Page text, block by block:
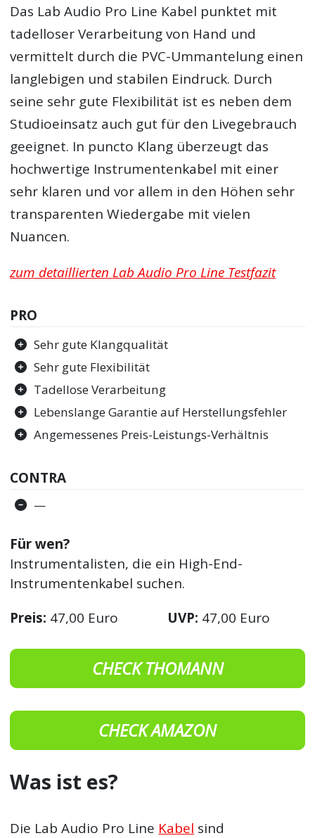
Das Lab Audio Pro Line Kabel punktet mit
tadelloser Verarbeitung von Hand und
vermittelt durch die PVC-Ummantelung einen
langlebigen und stabilen Eindruck. Durch
seine sehr gute Flexibilität ist es neben dem
Studioeinsatz auch gut für den Livegebrauch
geeignet. In puncto Klang überzeugt das
hochwertige Instrumentenkabel mit einer
sehr klaren und vor allem in den Höhen sehr
transparenten Wiedergabe mit vielen
Nuancen.
zum detaillierten Lab Audio Pro Line Testfazit
PRO
Sehr gute Klangqualität
Sehr gute Flexibilität
Tadellose Verarbeitung
Lebenslange Garantie auf Herstellungsfehler
Angemessenes Preis-Leistungs-Verhältnis
CONTRA
—
Für wen?
Instrumentalisten, die ein High-End-
Instrumentenkabel suchen.
Preis: 47,00 Euro UVP: 47,00 Euro
CHECK THOMANN
CHECK AMAZON
Was ist es?
Die Lab Audio Pro Line Kabel sind